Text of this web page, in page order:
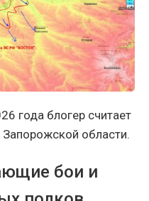
года блогер считает
области.
бои и